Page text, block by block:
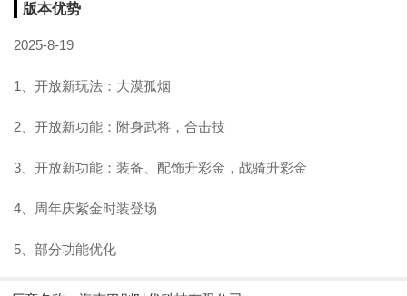
版本优势
2025-8-19
1、开放新玩法：大漠孤烟
2、开放新功能：附身武将，合击技
3、开放新功能：装备、配饰升彩金，战骑升彩金
4、周年庆紫金时装登场
5、部分功能优化